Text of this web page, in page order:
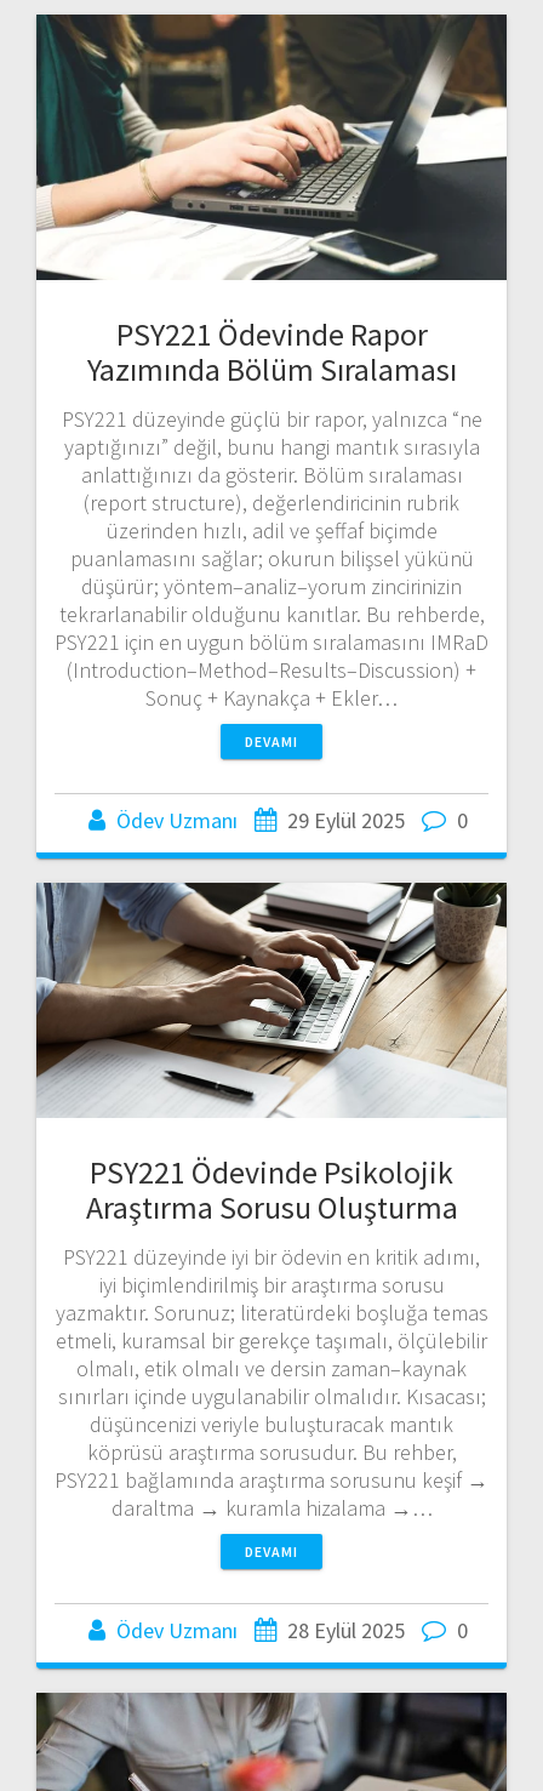
PSY221 Ödevinde Rapor
Yazımında Bölüm Sıralaması
PSY221 düzeyinde güçlü bir rapor, yalnızca “ne
yaptığınızı” değil, bunu hangi mantık sırasıyla
anlattığınızı da gösterir. Bölüm sıralaması
(report structure), değerlendiricinin rubrik
üzerinden hızlı, adil ve şeffaf biçimde
puanlamasını sağlar; okurun bilişsel yükünü
düşürür; yöntem–analiz–yorum zincirinizin
tekrarlanabilir olduğunu kanıtlar. Bu rehberde,
PSY221 için en uygun bölüm sıralamasını IMRaD
(Introduction–Method–Results–Discussion) +
Sonuç + Kaynakça + Ekler…
DEVAMI
Ödev Uzmanı 29 Eylül 2025 0
PSY221 Ödevinde Psikolojik
Araştırma Sorusu Oluşturma
PSY221 düzeyinde iyi bir ödevin en kritik adımı,
iyi biçimlendirilmiş bir araştırma sorusu
yazmaktır. Sorunuz; literatürdeki boşluğa temas
etmeli, kuramsal bir gerekçe taşımalı, ölçülebilir
olmalı, etik olmalı ve dersin zaman–kaynak
sınırları içinde uygulanabilir olmalıdır. Kısacası;
düşüncenizi veriyle buluşturacak mantık
köprüsü araştırma sorusudur. Bu rehber,
PSY221 bağlamında araştırma sorusunu keşif →
daraltma → kuramla hizalama →…
DEVAMI
Ödev Uzmanı 28 Eylül 2025 0